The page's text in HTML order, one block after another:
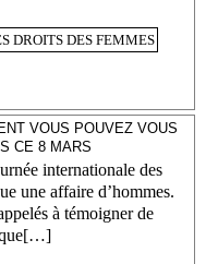
DROITS DES FEMMES
VOUS POUVEZ VOUS
CE 8 MARS
internationale des
une affaire d’hommes.
à témoigner de